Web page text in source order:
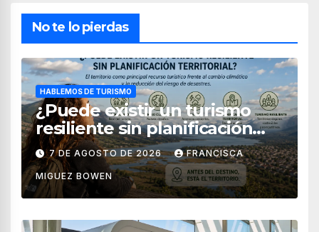
No te lo pierdas
HABLEMOS DE TURISMO
¿Puede existir un turismo
resiliente sin planificación
territorial?
7 DE AGOSTO DE 2026 FRANCISCA
MIGUEZ BOWEN